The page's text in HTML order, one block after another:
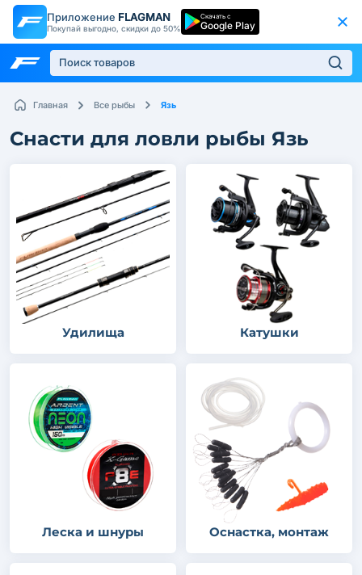
Приложение FLAGMAN
Покупай выгодно, скидки до 50%
Скачать с
Google Play
Главная Все рыбы Язь
Снасти для ловли рыбы Язь
Удилища Катушки
Леска и шнуры Оснастка, монтаж